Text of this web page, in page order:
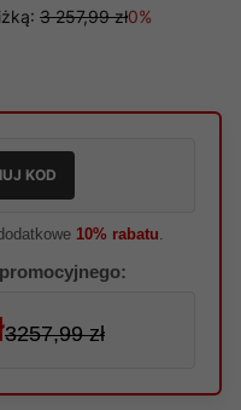
3 257,99 zł0%
KOD
10% rabatu.
3257,99 zł